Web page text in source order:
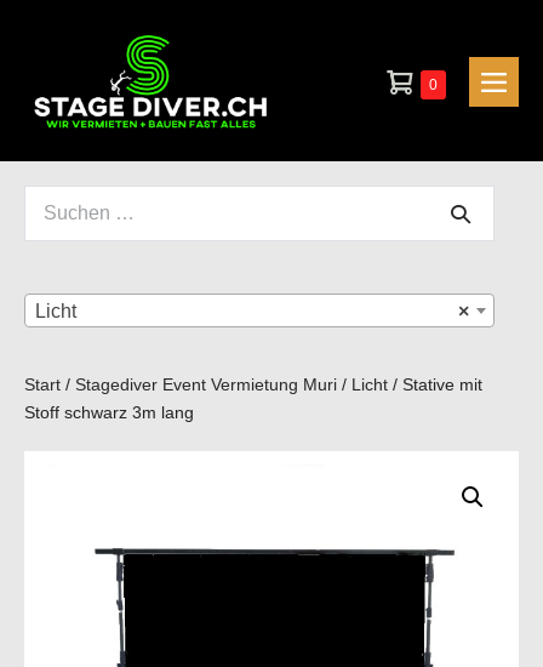
Warenkorb
0Elemente
Suchen
×
Licht
Start / Stagediver Event Vermietung Muri / Licht / Stative mit
Stoff schwarz 3m lang